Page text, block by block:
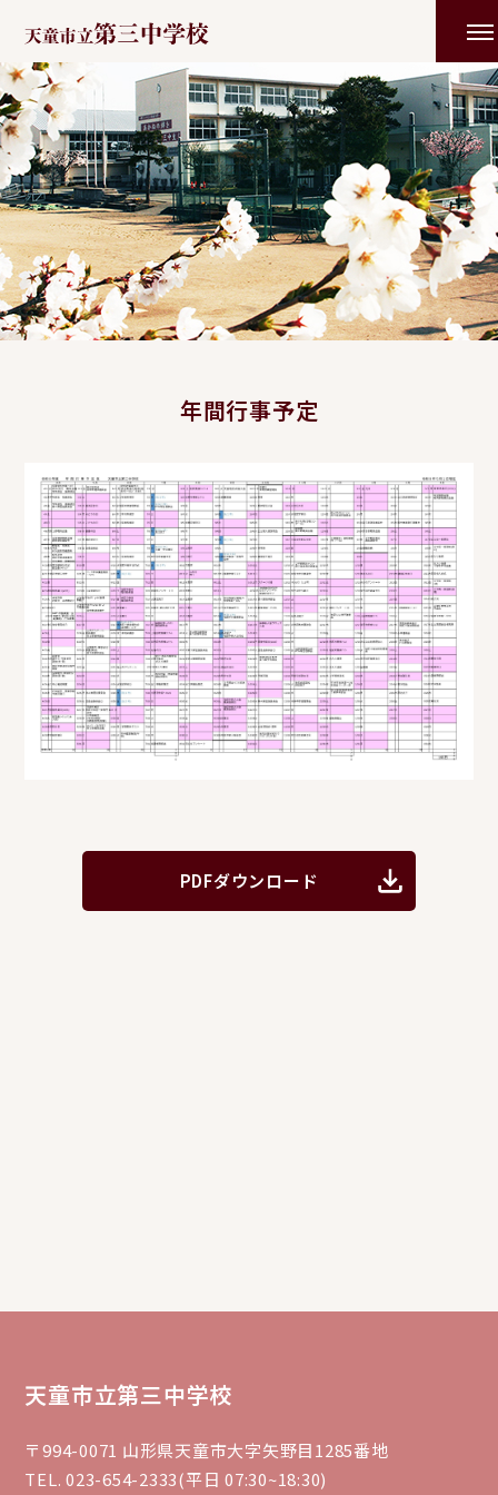
年間行事予定
PDFダウンロード
天童市立第三中学校
〒994-0071 山形県天童市大字矢野目1285番地
TEL. 023-654-2333(平日 07:30~18:30)